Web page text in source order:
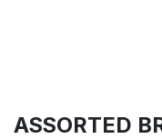
ASSORTED